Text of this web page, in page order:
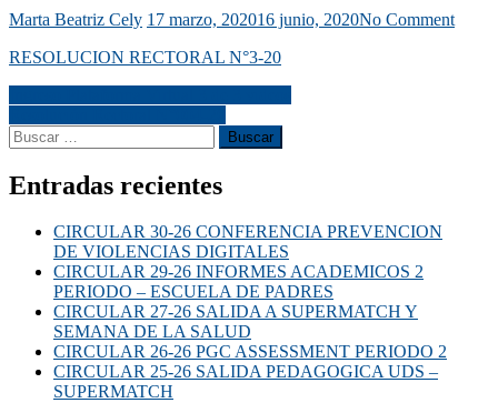
Marta Beatriz Cely 17 marzo, 202016 junio, 2020No Comment
RESOLUCION RECTORAL N°3-20
Entradas recientes
CIRCULAR 30-26 CONFERENCIA PREVENCION
DE VIOLENCIAS DIGITALES
CIRCULAR 29-26 INFORMES ACADEMICOS 2
PERIODO – ESCUELA DE PADRES
CIRCULAR 27-26 SALIDA A SUPERMATCH Y
SEMANA DE LA SALUD
CIRCULAR 26-26 PGC ASSESSMENT PERIODO 2
CIRCULAR 25-26 SALIDA PEDAGOGICA UDS –
SUPERMATCH